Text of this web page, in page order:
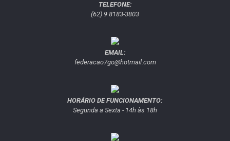
TELEFONE:
(62) 9 8183-3803
EMAIL:
federacao7go@hotmail.com
HORÁRIO DE FUNCIONAMENTO:
Segunda a Sexta - 14h às 18h